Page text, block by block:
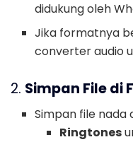
didukung oleh
Jika formatnya
converter audio
2. Simpan File di
Simpan file nada
Ringtones